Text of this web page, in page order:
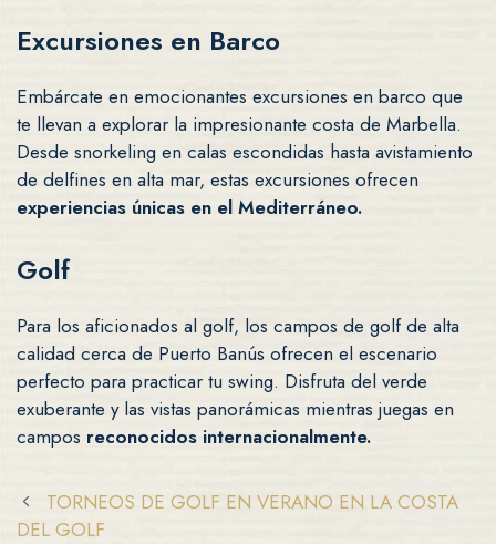
Excursiones en Barco
Embárcate en emocionantes excursiones en barco que
te llevan a explorar la impresionante costa de Marbella.
Desde snorkeling en calas escondidas hasta avistamiento
de delfines en alta mar, estas excursiones ofrecen
experiencias únicas en el Mediterráneo.
Golf
Para los aficionados al golf, los campos de golf de alta
calidad cerca de Puerto Banús ofrecen el escenario
perfecto para practicar tu swing. Disfruta del verde
exuberante y las vistas panorámicas mientras juegas en
campos reconocidos internacionalmente.
TORNEOS DE GOLF EN VERANO EN LA COSTA
DEL GOLF